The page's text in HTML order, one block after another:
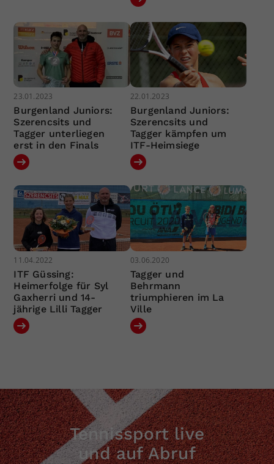
23.01.2023
Burgenland Juniors:
Szerencsits und
Tagger unterliegen
erst in den Finals
22.01.2023
Burgenland Juniors:
Szerencsits und
Tagger kämpfen um
ITF-Heimsiege
11.04.2022
ITF Güssing:
Heimerfolge für Syl
Gaxherri und 14-
jährige Lilli Tagger
03.06.2020
Tagger und
Behrmann
triumphieren im La
Ville
Tennissport live
und auf Abruf